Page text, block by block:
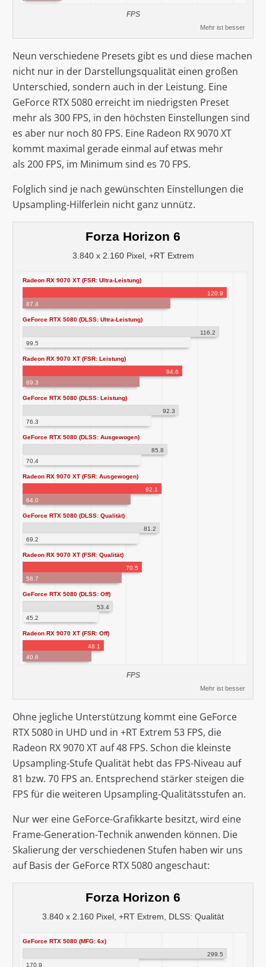
FPS
Mehr ist besser
Neun verschiedene Presets gibt es und diese machen
nicht nur in der Darstellungsqualität einen großen
Unterschied, sondern auch in der Leistung. Eine
GeForce RTX 5080 erreicht im niedrigsten Preset
mehr als 300 FPS, in den höchsten Einstellungen sind
es aber nur noch 80 FPS. Eine Radeon RX 9070 XT
kommt maximal gerade einmal auf etwas mehr
als 200 FPS, im Minimum sind es 70 FPS.
Folglich sind je nach gewünschten Einstellungen die
Upsampling-Hilferlein nicht ganz unnütz.
Forza Horizon 6
3.840 x 2.160 Pixel, +RT Extrem
Radeon RX 9070 XT (FSR: Ultra-Leistung)
120.9
87.4
GeForce RTX 5080 (DLSS: Ultra-Leistung)
116.2
99.5
Radeon RX 9070 XT (FSR: Leistung)
94.6
69.3
GeForce RTX 5080 (DLSS: Leistung)
92.3
76.3
GeForce RTX 5080 (DLSS: Ausgewogen)
85.8
70.4
Radeon RX 9070 XT (FSR: Ausgewogen)
82.1
64.0
GeForce RTX 5080 (DLSS: Qualität)
81.2
69.2
Radeon RX 9070 XT (FSR: Qualität)
70.5
58.7
GeForce RTX 5080 (DLSS: Off)
53.4
45.2
Radeon RX 9070 XT (FSR: Off)
48.1
40.6
FPS
Mehr ist besser
Ohne jegliche Unterstützung kommt eine GeForce
RTX 5080 in UHD und in +RT Extrem 53 FPS, die
Radeon RX 9070 XT auf 48 FPS. Schon die kleinste
Upsampling-Stufe Qualität hebt das FPS-Niveau auf
81 bzw. 70 FPS an. Entsprechend stärker steigen die
FPS für die weiteren Upsampling-Qualitätsstufen an.
Nur wer eine GeForce-Grafikkarte besitzt, wird eine
Frame-Generation-Technik anwenden können. Die
Skalierung der verschiedenen Stufen haben wir uns
auf Basis der GeForce RTX 5080 angeschaut:
Forza Horizon 6
3.840 x 2.160 Pixel, +RT Extrem, DLSS: Qualität
GeForce RTX 5080 (MFG: 6x)
299.5
170.9